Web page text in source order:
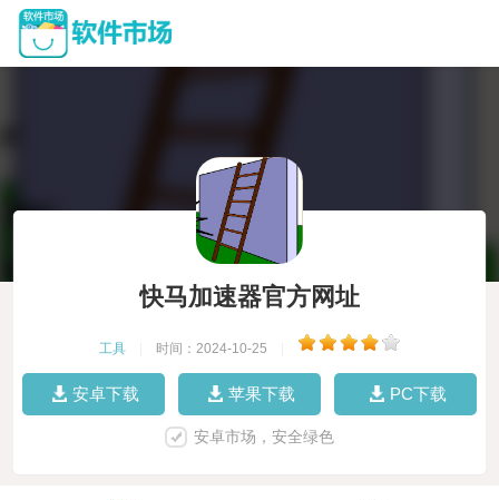
快马加速器官方网址
工具 时间：2024-10-25
安卓下载 苹果下载 PC下载
安卓市场，安全绿色